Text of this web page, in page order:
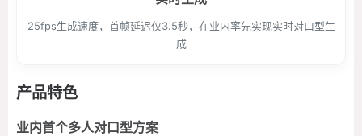
25fps生成速度，首帧延迟仅3.5秒，在业内率先实现实时对口型生
成
产品特色
业内首个多人对口型方案